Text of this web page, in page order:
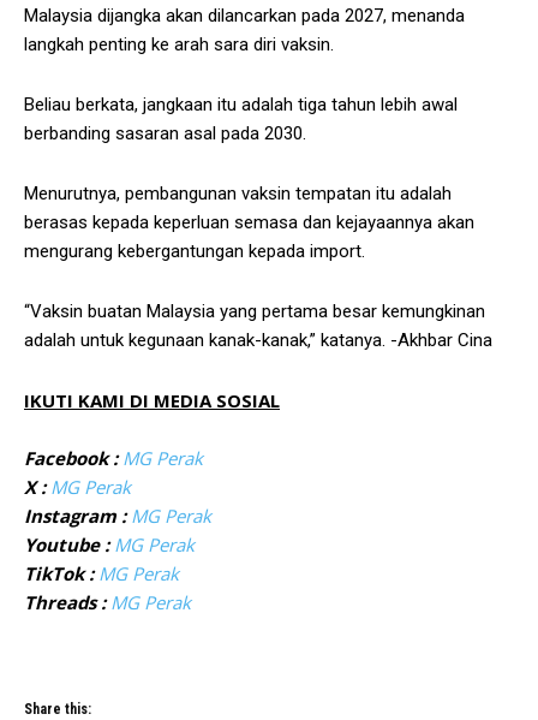
Malaysia dijangka akan dilancarkan pada 2027, menanda
langkah penting ke arah sara diri vaksin.
Beliau berkata, jangkaan itu adalah tiga tahun lebih awal
berbanding sasaran asal pada 2030.
Menurutnya, pembangunan vaksin tempatan itu adalah
berasas kepada keperluan semasa dan kejayaannya akan
mengurang kebergantungan kepada import.
“Vaksin buatan Malaysia yang pertama besar kemungkinan
adalah untuk kegunaan kanak-kanak,” katanya. -Akhbar Cina
IKUTI KAMI DI MEDIA SOSIAL
Facebook : MG Perak
X : MG Perak
Instagram : MG Perak
Youtube : MG Perak
TikTok : MG Perak
Threads : MG Perak
Share this: